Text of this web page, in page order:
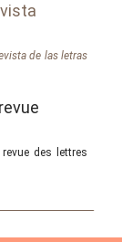
de las letras
des lettres